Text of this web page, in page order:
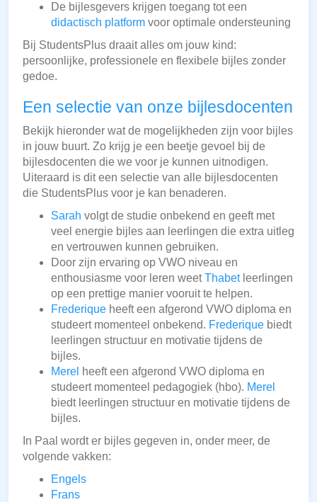
De bijlesgevers krijgen toegang tot een
didactisch platform voor optimale ondersteuning
Bij StudentsPlus draait alles om jouw kind:
persoonlijke, professionele en flexibele bijles zonder
gedoe.
Een selectie van onze bijlesdocenten
Bekijk hieronder wat de mogelijkheden zijn voor bijles
in jouw buurt. Zo krijg je een beetje gevoel bij de
bijlesdocenten die we voor je kunnen uitnodigen.
Uiteraard is dit een selectie van alle bijlesdocenten
die StudentsPlus voor je kan benaderen.
Sarah volgt de studie onbekend en geeft met
veel energie bijles aan leerlingen die extra uitleg
en vertrouwen kunnen gebruiken.
Door zijn ervaring op VWO niveau en
enthousiasme voor leren weetThabetleerlingen
op een prettige manier vooruit te helpen.
Frederique heeft een afgerond VWO diploma en
studeert momenteel onbekend. Frederique biedt
leerlingen structuur en motivatie tijdens de
bijles.
Merel heeft een afgerond VWO diploma en
studeert momenteel pedagogiek (hbo). Merel
biedt leerlingen structuur en motivatie tijdens de
bijles.
In Paal wordt er bijles gegeven in, onder meer, de
volgende vakken:
Engels
Frans